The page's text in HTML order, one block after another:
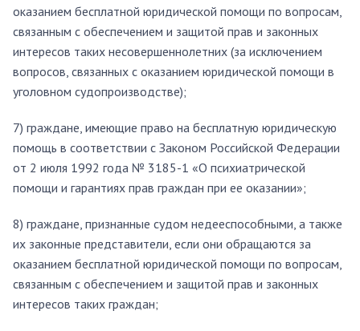
оказанием бесплатной юридической помощи по вопросам,
связанным с обеспечением и защитой прав и законных
интересов таких несовершеннолетних (за исключением
вопросов, связанных с оказанием юридической помощи в
уголовном судопроизводстве);
7) граждане, имеющие право на бесплатную юридическую
помощь в соответствии с Законом Российской Федерации
от 2 июля 1992 года № 3185-1 «О психиатрической
помощи и гарантиях прав граждан при ее оказании»;
8) граждане, признанные судом недееспособными, а также
их законные представители, если они обращаются за
оказанием бесплатной юридической помощи по вопросам,
связанным с обеспечением и защитой прав и законных
интересов таких граждан;